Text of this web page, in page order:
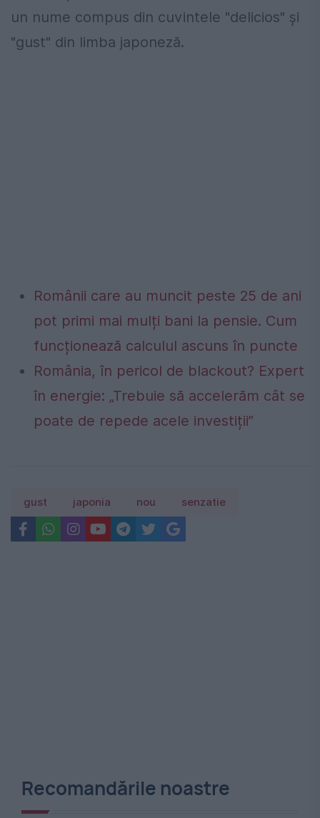
un nume compus din cuvintele "delicios" și
"gust" din limba japoneză.
Românii care au muncit peste 25 de ani
pot primi mai mulți bani la pensie. Cum
funcționează calculul ascuns în puncte
România, în pericol de blackout? Expert
în energie: „Trebuie să accelerăm cât se
poate de repede acele investiții”
gust japonia nou senzatie
Recomandările noastre